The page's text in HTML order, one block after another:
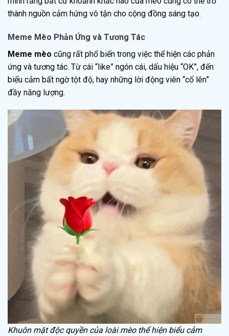
thành nguồn cảm hứng vô tận cho cộng đồng sáng tạo.
Meme Mèo Phản Ứng và Tương Tác
Meme mèo cũng rất phổ biến trong việc thể hiện các phản
ứng và tương tác. Từ cái “like” ngón cái, dấu hiệu “OK”, đến
biểu cảm bất ngờ tột độ, hay những lời động viên “cố lên”
đầy năng lượng.
Khuôn mặt độc quyền của loài mèo thể hiện biểu cảm